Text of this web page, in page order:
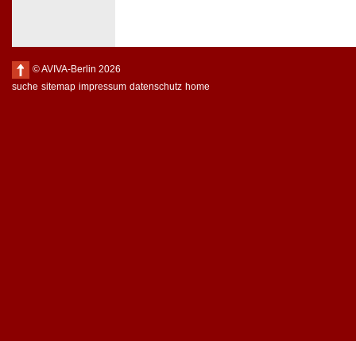
© AVIVA-Berlin 2026
suche sitemap impressum datenschutz home